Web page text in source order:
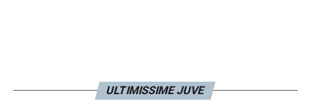
ULTIMISSIME JUVE